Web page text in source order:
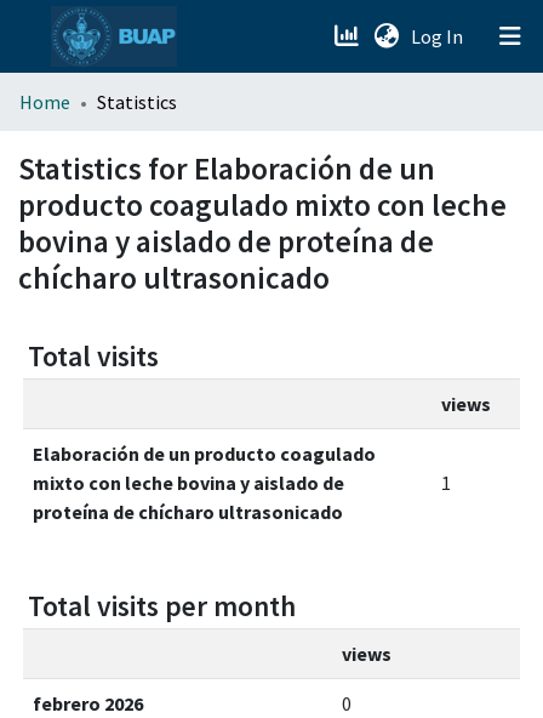
Log In (current)
menu.section.about_menu
All of DSpace
Home Statistics
Statistics for Elaboración de un
producto coagulado mixto con leche
bovina y aislado de proteína de
chícharo ultrasonicado
Total visits
views
Elaboración de un producto coagulado
mixto con leche bovina y aislado de
proteína de chícharo ultrasonicado
1
Total visits per month
views
febrero 2026 0